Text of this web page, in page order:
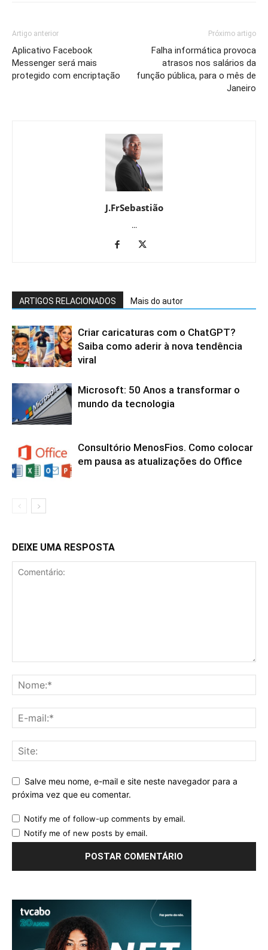
Artigo anterior
Aplicativo Facebook
Messenger será mais
protegido com encriptação
Próximo artigo
Falha informática provoca
atrasos nos salários da
função pública, para o mês de
Janeiro
J.FrSebastião
...
ARTIGOS RELACIONADOS Mais do autor
Criar caricaturas com o ChatGPT?
Saiba como aderir à nova tendência
viral
Microsoft: 50 Anos a transformar o
mundo da tecnologia
Consultório MenosFios. Como colocar
em pausa as atualizações do Office
DEIXE UMA RESPOSTA
Salve meu nome, e-mail e site neste navegador para a
próxima vez que eu comentar.
Notify me of follow-up comments by email.
Notify me of new posts by email.